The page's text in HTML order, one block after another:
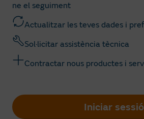
ne el seguiment
Actualitzar les teves dades i
Sol·licitar assistència tècnica
Contractar nous productes i
Iniciar sessió